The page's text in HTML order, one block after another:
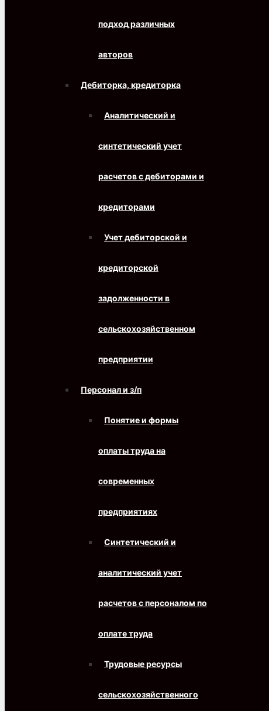
подход различных
авторов
Дебиторка, кредиторка
Аналитический и
синтетический учет
расчетов с дебиторами и
кредиторами
Учет дебиторской и
кредиторской
задолженности в
сельскохозяйственном
предприятии
Персонал и з/п
Понятие и формы
оплаты труда на
современных
предприятиях
Синтетический и
аналитический учет
расчетов с персоналом по
оплате труда
Трудовые ресурсы
сельскохозяйственного